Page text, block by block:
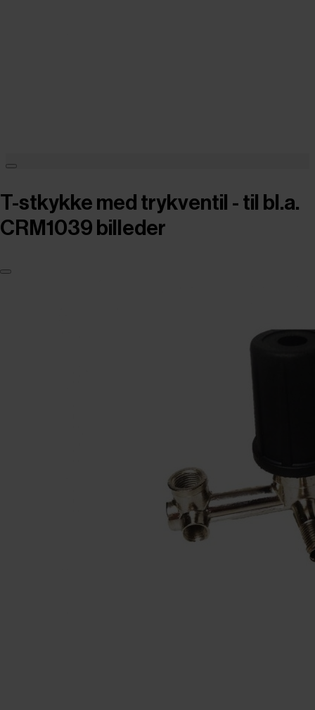
T-stkykke med trykventil - til bl.a.
CRM1039 billeder